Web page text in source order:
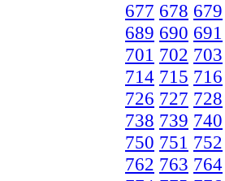
677 678 679
689 690 691
701 702 703
714 715 716
726 727 728
738 739 740
750 751 752
762 763 764